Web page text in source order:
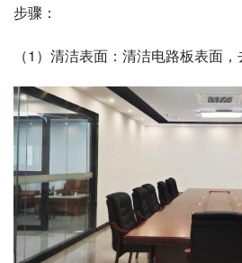
步骤：
（1）清洁表面：清洁电路板表面，